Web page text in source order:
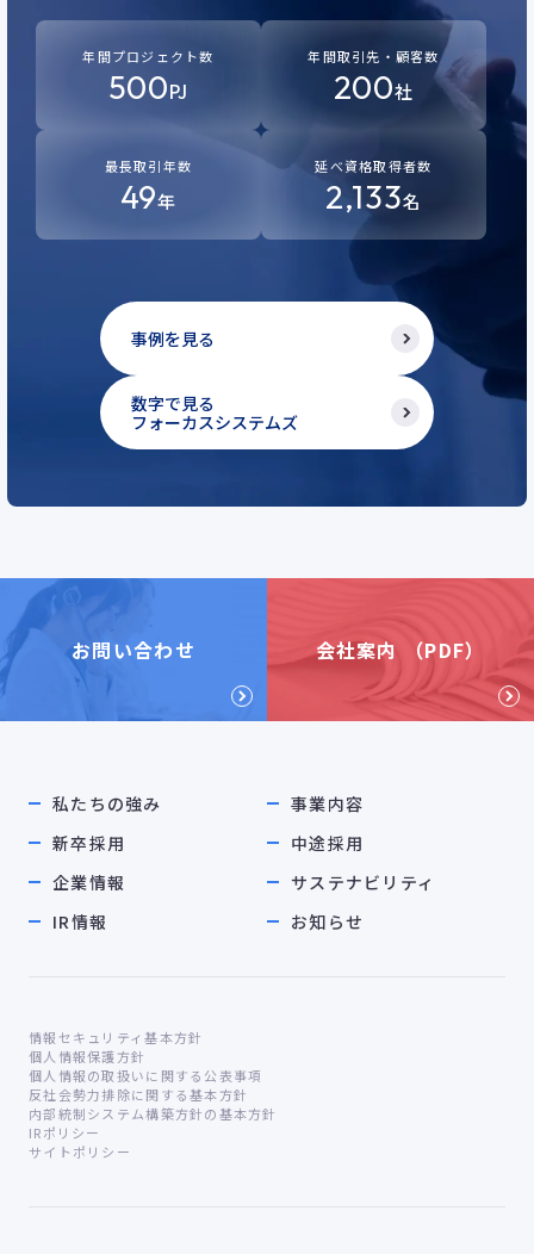
事例を見る
数字で見る
フォーカスシステムズ
年間プロジェクト数
500PJ
年間取引先・顧客数
200社
最長取引年数
49年
延べ資格取得者数
2,133名
お問い合わせ 会社案内 （PDF）
私たちの強み
事業内容
新卒採用
中途採用
企業情報
サステナビリティ
IR情報
お知らせ
情報セキュリティ基本方針
個人情報保護方針
個人情報の取扱いに関する公表事項
反社会勢力排除に関する基本方針
内部統制システム構築方針の基本方針
IRポリシー
サイトポリシー